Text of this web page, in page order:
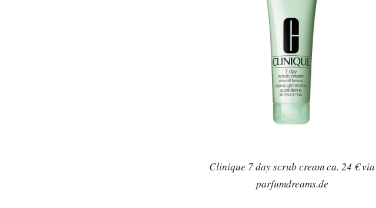
Clinique 7 day scrub cream ca. 24 € via
parfumdreams.de